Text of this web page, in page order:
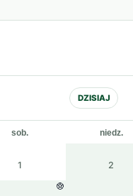
DZISIAJ
sob. niedz.
1 2